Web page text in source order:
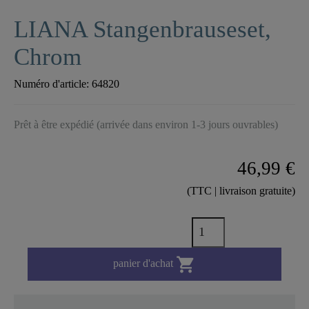
LIANA Stangenbrauseset,
Chrom
Numéro d'article: 64820
Prêt à être expédié (arrivée dans environ 1-3 jours ouvrables)
46,99 €
(TTC | livraison gratuite)
panier d'achat 